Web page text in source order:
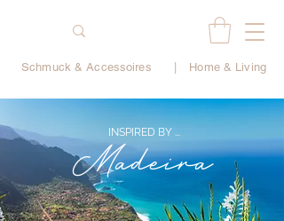
Schmuck & Accessoires Home & Living
INSPIRED BY ...
Madeira